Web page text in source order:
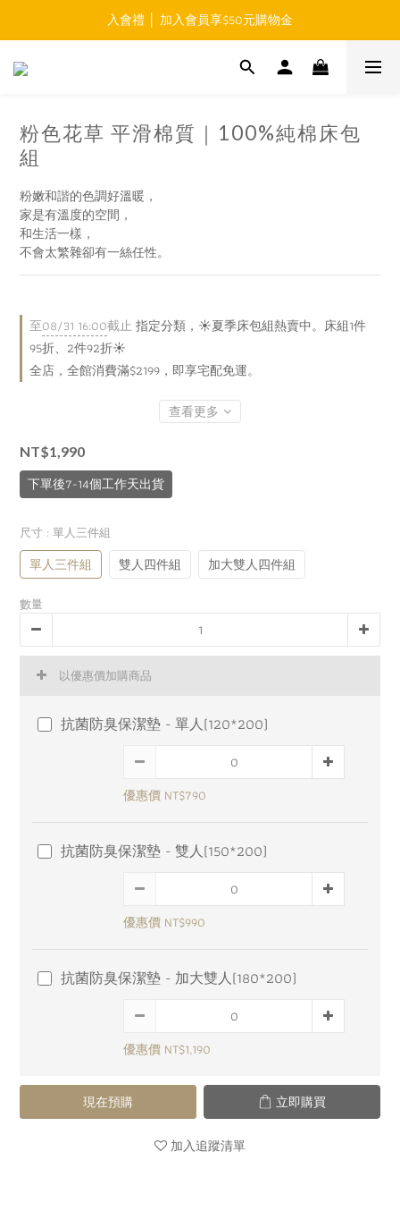
免運費 │ 滿$999元 超商取貨免運
入會禮 │ 加入會員享$50元購物金
免運費 │ 滿$999元 超商取貨免運
粉色花草 平滑棉質｜100%純棉床包
組
粉嫩和諧的色調好溫暖，
家是有溫度的空間，
和生活一樣，
不會太繁雜卻有一絲任性。
至08/31 16:00截止指定分類，☀️夏季床包組熱賣中。床組1件
95折、2件92折☀️
全店，全館消費滿$2199，即享宅配免運。
查看更多
NT$1,990
下單後7-14個工作天出貨
尺寸 : 單人三件組
單人三件組 雙人四件組 加大雙人四件組
數量
以優惠價加購商品
抗菌防臭保潔墊 - 單人(120*200)
優惠價 NT$790
抗菌防臭保潔墊 - 雙人(150*200)
優惠價 NT$990
抗菌防臭保潔墊 - 加大雙人(180*200)
優惠價 NT$1,190
現在預購 立即購買
加入追蹤清單